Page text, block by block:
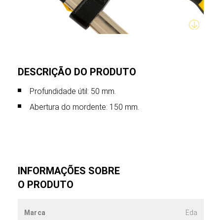
DESCRIÇÃO DO PRODUTO
Profundidade útil: 50 mm.
Abertura do mordente: 150 mm.
INFORMAÇÕES SOBRE
O PRODUTO
Marca Eda